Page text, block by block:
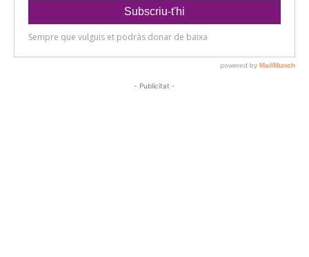
- Publicitat -